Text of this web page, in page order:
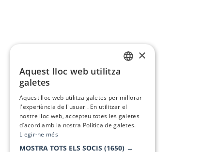
×
Aquest lloc web utilitza
galetes
Aquest lloc web utilitza galetes per millorar
l'experiència de l'usuari. En utilitzar el
nostre lloc web, accepteu totes les galetes
d’acord amb la nostra Política de galetes.
Llegir-ne més
MOSTRA TOTS ELS SOCIS (1650) →